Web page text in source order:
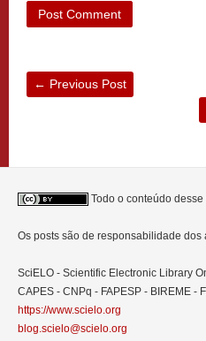
← Previous Post
Todo o conteúdo
Os posts são de responsabilidade
SciELO - Scientific Electronic Library
CAPES - CNPq - FAPESP - BIREME -
https://www.scielo.org
blog.scielo@scielo.org